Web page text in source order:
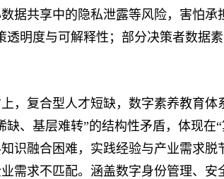
据共享中的隐私泄露等风险，害怕承
透明度与可解释性；部分决策者数据
复合型人才短缺，数字素养教育体
缺、基层难转”的结构性矛盾，体现
识融合困难，实践经验与产业需求
需求不匹配。涵盖数字身份管理、